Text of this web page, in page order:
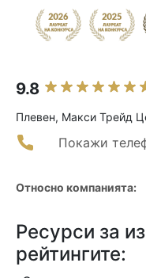
9.8
Плевен, Макси Трейд
Покажи
Относно компанията:
Ресурси за
рейтингите: